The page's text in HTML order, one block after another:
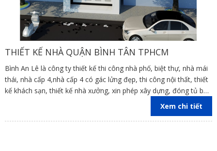
THIẾT KẾ NHÀ QUẬN BÌNH TÂN TPHCM
Bình An Lê là công ty thiết kế thi công nhà phố, biệt thự, nhà mái
thái, nhà cấp 4,nhà cấp 4 có gác lửng đẹp, thi công nội thất, thiết
kế khách sạn, thiết kế nhà xưởng, xin phép xây dựng, đóng tủ bếp
trên địa bàn các tỉnh Đồng Nai, Bình Dương, TP Hồ Chí Minh,
Xem chi tiết